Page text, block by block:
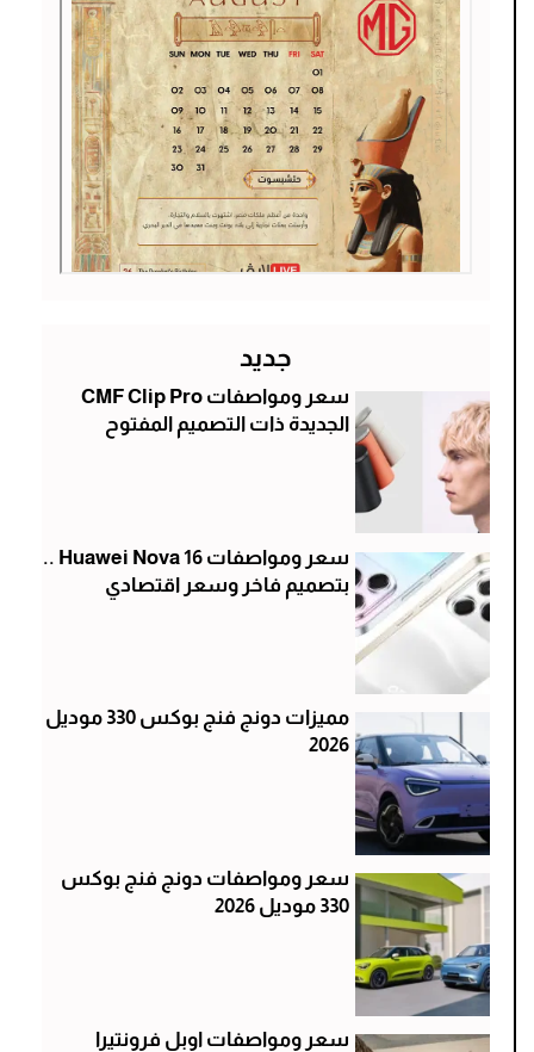
جديد
سعر ومواصفات CMF Clip Pro
الجديدة ذات التصميم المفتوح
سعر ومواصفات Huawei Nova 16 ..
بتصميم فاخر وسعر اقتصادي
مميزات دونج فنج بوكس 330 موديل
2026
سعر ومواصفات دونج فنج بوكس
330 موديل 2026
سعر ومواصفات اوبل فرونتيرا